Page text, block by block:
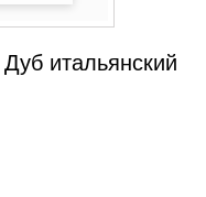
итальянский